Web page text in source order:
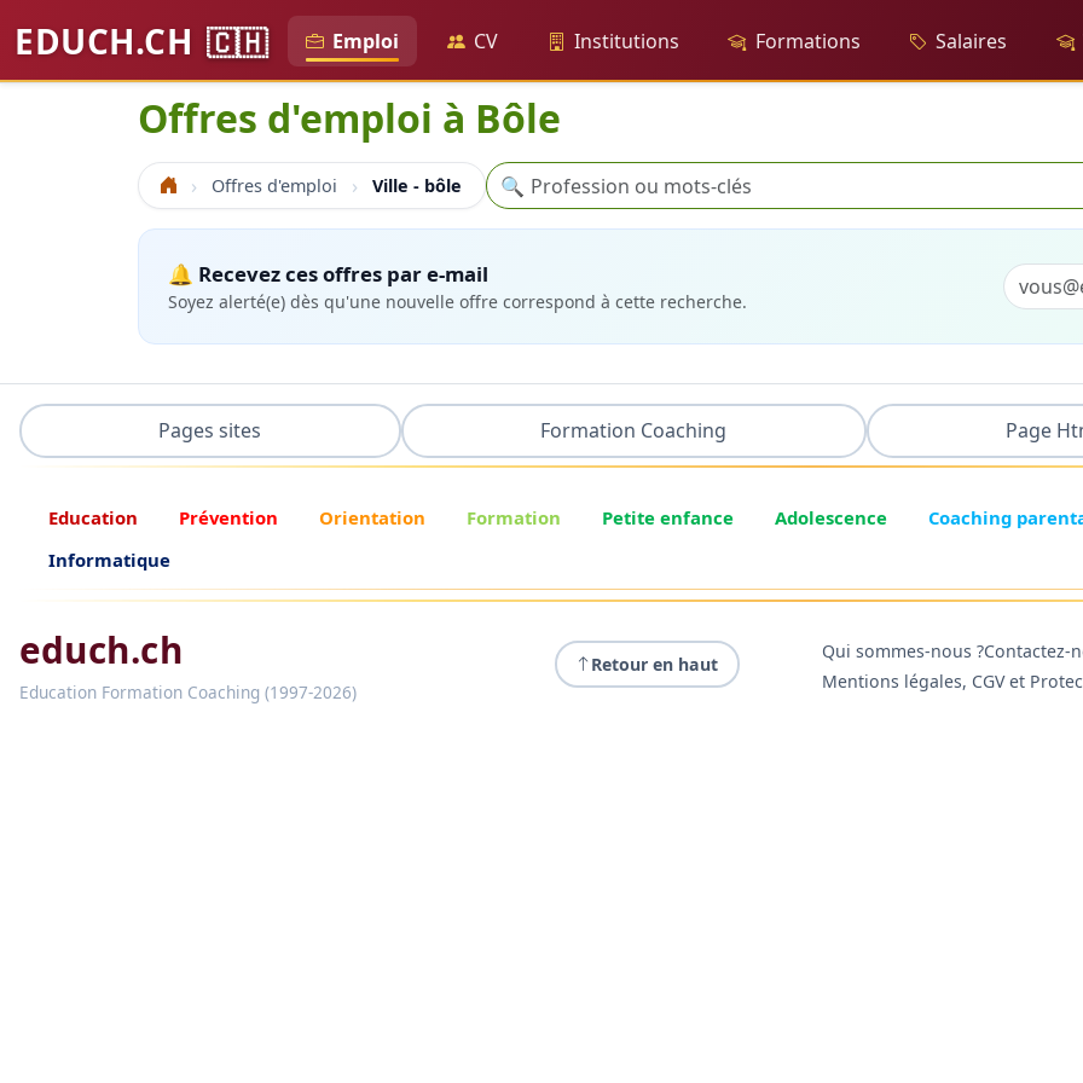
EDUCH.CH 🇨🇭 Emploi CV Institutions Formations Salaires
Offres d'emploi à Bôle
Accueil Offres d'emploi Ville - bôle Recherche
🔍
🔔 Recevez ces offres par e-mail
Soyez alerté(e) dès qu'une nouvelle offre correspond à cette recherche.
Pages sites Formation Coaching Page
Education Prévention Orientation Formation Petite enfance Adolescence Coaching
Informatique
educh.ch
Education Formation Coaching (1997-2026)
Retour en haut
Qui sommes-nous ?Contactez-
Mentions légales, CGV et